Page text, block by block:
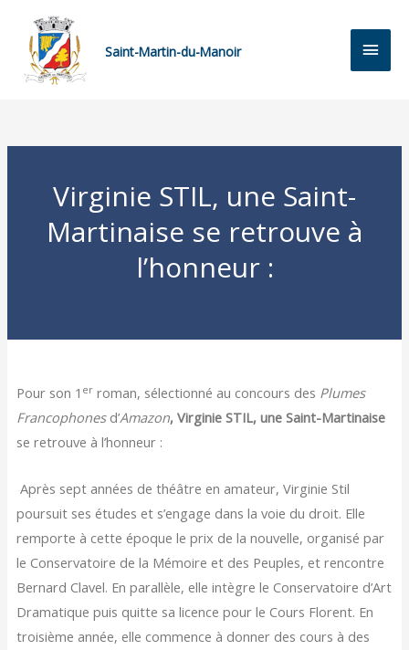
Saint-Martin-du-Manoir
Virginie STIL, une Saint-
Martinaise se retrouve à
l’honneur :
Pour son 1 erroman, sélectionné au concours des Plumes
Francophonesd’Amazon, Virginie STIL, une Saint-Martinaise
se retrouve à l’honneur :
Après sept années de théâtre en amateur, Virginie Stil
poursuit ses études et s’engage dans la voie du droit. Elle
remporte à cette époque le prix de la nouvelle, organisé par
le Conservatoire de la Mémoire et des Peuples, et rencontre
Bernard Clavel. En parallèle, elle intègre le Conservatoire d’Art
Dramatique puis quitte sa licence pour le Cours Florent. En
troisième année, elle commence à donner des cours à des